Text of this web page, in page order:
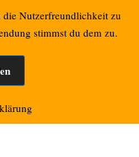
die Nutzerfreundlichkeit zu
stimmst du dem zu.